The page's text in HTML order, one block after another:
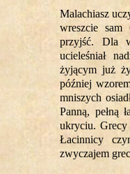
Malachiasz
wreszcie sam
przyjść. Dla
ucieleśniał
żyjącym już
później
mniszych
Panną, pełną
ukryciu.
Łacinnicy
zwyczajem